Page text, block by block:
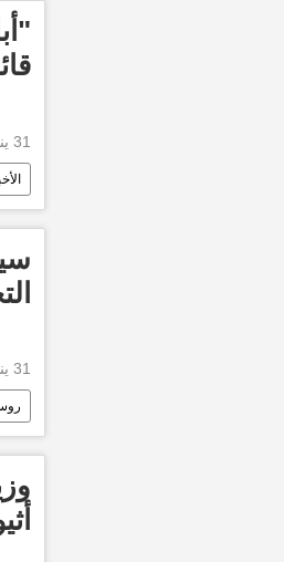
31 يناير 2020, 20:40 GMT
31 يناير 2020, 20:34 GMT